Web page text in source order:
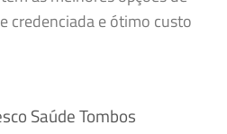
credenciada e ótimo custo
Saúde Tombos